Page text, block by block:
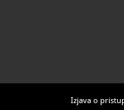
Izjava o